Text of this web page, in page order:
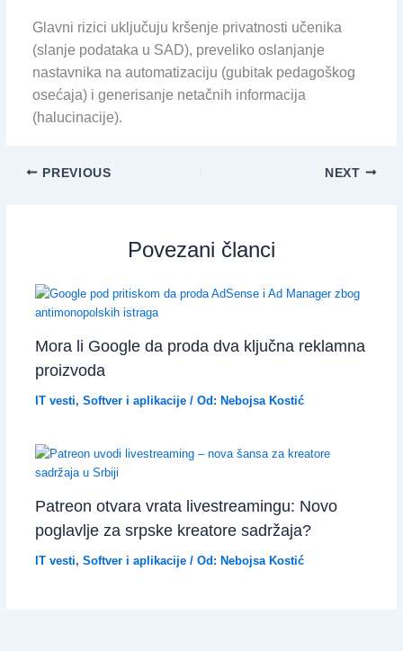
Glavni rizici uključuju kršenje privatnosti učenika
(slanje podataka u SAD), preveliko oslanjanje
nastavnika na automatizaciju (gubitak pedagoškog
osećaja) i generisanje netačnih informacija
(halucinacije).
PREVIOUS NEXT
Povezani članci
Mora li Google da proda dva ključna reklamna
proizvoda
IT vesti, Softver i aplikacije/ Od: Nebojsa Kostić
Patreon otvara vrata livestreamingu: Novo
poglavlje za srpske kreatore sadržaja?
IT vesti, Softver i aplikacije/ Od: Nebojsa Kostić